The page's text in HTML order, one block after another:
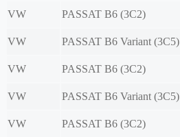
VW
PASSAT B6 (3C2)
VW
PASSAT B6 Variant (3C5)
VW
PASSAT B6 (3C2)
VW
PASSAT B6 Variant (3C5)
VW
PASSAT B6 (3C2)